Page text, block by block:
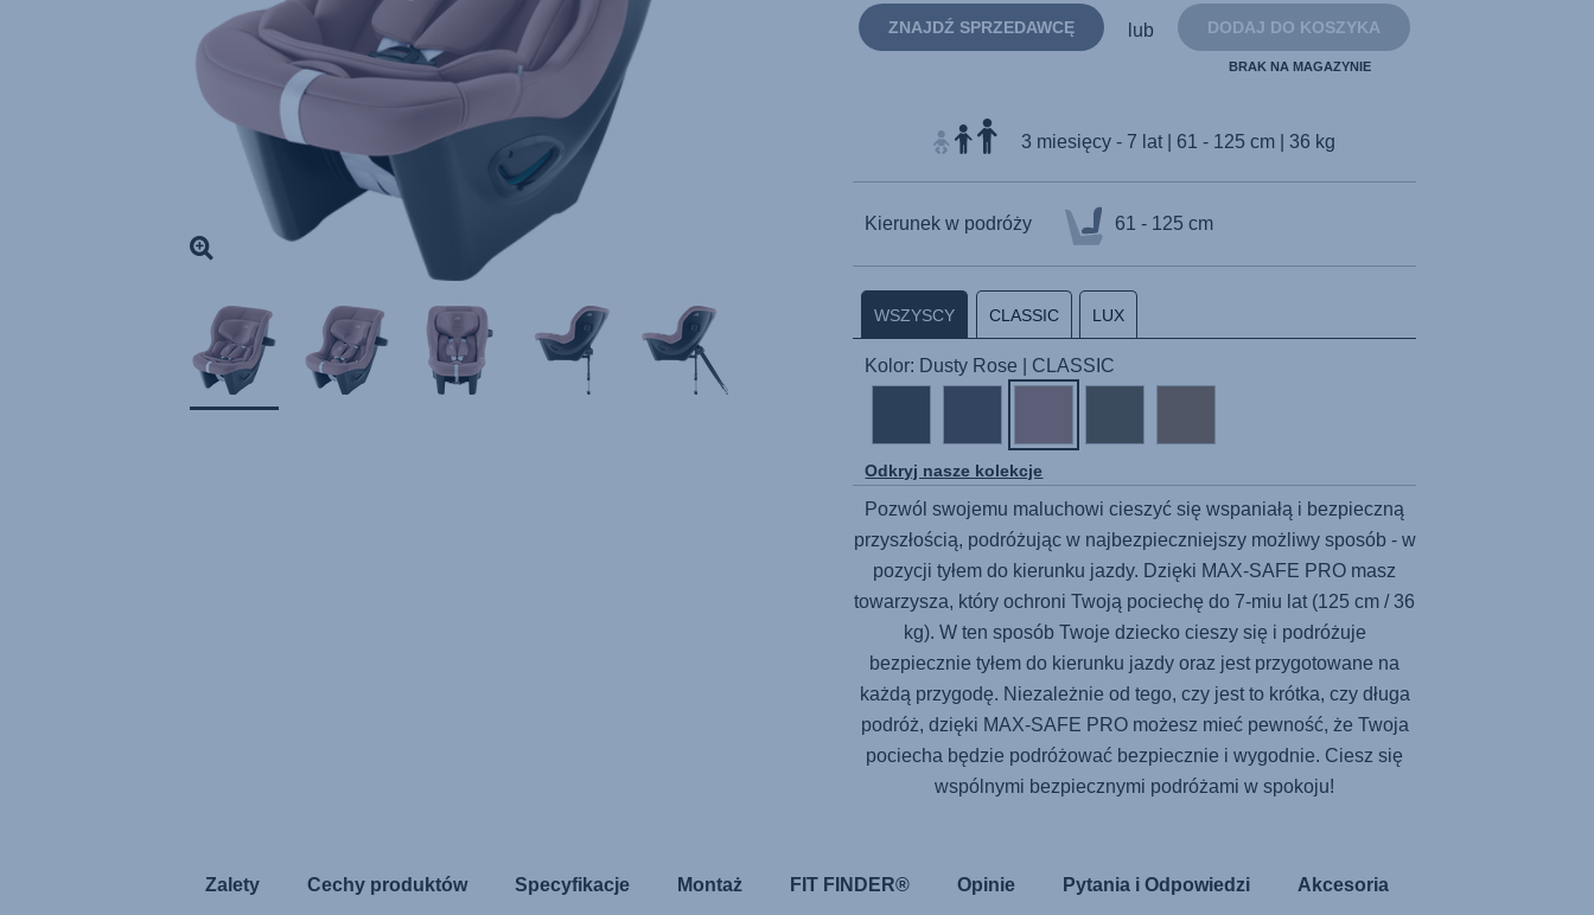
strony.
DODAJ DO KOSZYKA
BRAK NA MAGAZYNIE
lub
ZNAJDŹ SPRZEDAWCĘ
3 miesięcy - 7 lat | 61 - 125 cm | 36 kg
Kierunek w podróży 61 - 125 cm
WSZYSCY CLASSIC LUX
Kolor: Dusty Rose | CLASSIC
Odkryj nasze kolekcje
Pozwól swojemu maluchowi cieszyć się wspaniałą i bezpieczną
przyszłością, podróżując w najbezpieczniejszy możliwy sposób - w
pozycji tyłem do kierunku jazdy. Dzięki MAX-SAFE PRO masz
towarzysza, który ochroni Twoją pociechę do 7-miu lat (125 cm / 36
kg). W ten sposób Twoje dziecko cieszy się i podróżuje
bezpiecznie tyłem do kierunku jazdy oraz jest przygotowane na
każdą przygodę. Niezależnie od tego, czy jest to krótka, czy długa
podróż, dzięki MAX-SAFE PROmożesz mieć pewność, że Twoja
pociecha będzie podróżować bezpiecznie i wygodnie. Ciesz się
wspólnymi bezpiecznymi podróżami w spokoju!
Zalety Cechy produktów Specyfikacje Montaż FIT FINDER® Opinie Pytania i Odpowiedzi Akcesoria